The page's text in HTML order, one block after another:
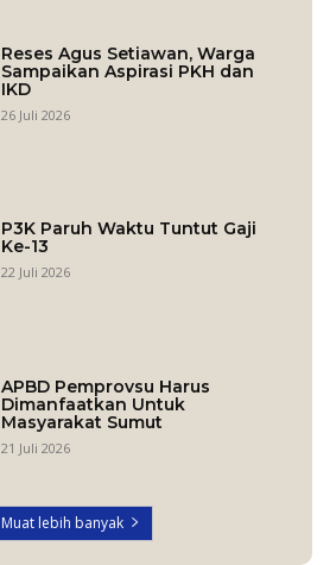
Reses Agus Setiawan, Warga
Sampaikan Aspirasi PKH dan
IKD
26 Juli 2026
P3K Paruh Waktu Tuntut Gaji
Ke-13
22 Juli 2026
APBD Pemprovsu Harus
Dimanfaatkan Untuk
Masyarakat Sumut
21 Juli 2026
Muat lebih banyak